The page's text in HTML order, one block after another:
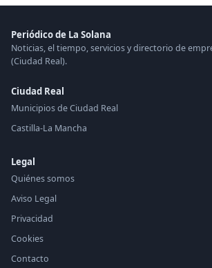
Periódico de La Solana
Noticias, el tiempo, servicios y directorio de
(Ciudad Real).
Ciudad Real
Municipios de Ciudad Real
Castilla-La Mancha
Legal
Quiénes somos
Aviso Legal
Privacidad
Cookies
Contacto